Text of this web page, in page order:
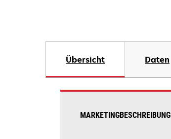
Übersicht Daten
MARKETINGBESCHREIBUNG